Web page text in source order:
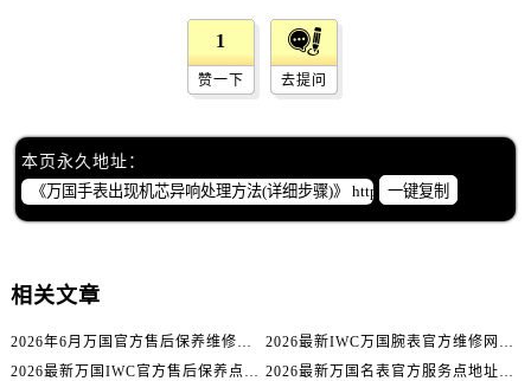
江苏省盐城市盐都区世纪大道5号盐城金融城写字楼1号楼16层1604室万国售后服务中心（需提前预约）
1
赞一下 去提问
本页永久地址：
一键复制
相关文章
2026年6月万国官方售后保养维修服务点迁址与新增网点
2026最新IWC万国腕表官方维修网点地址考察报告
2026最新万国IWC官方售后保养点地址调研报告
2026最新万国名表官方服务点地址实地探访报告